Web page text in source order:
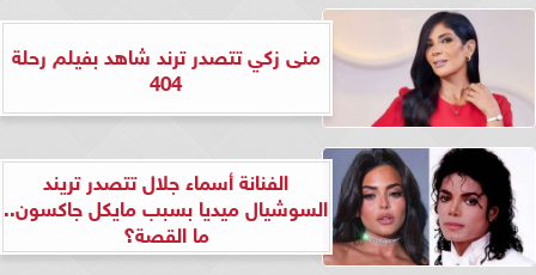
منى زكي تتصدر ترند شاهد بفيلم رحلة
404
الفنانة أسماء جلال تتصدر تريند
السوشيال ميديا بسبب مايكل جاكسون..
ما القصة؟